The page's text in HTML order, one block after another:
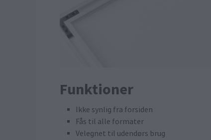
Funktioner
Ikke synlig fra forsiden
Fås til alle formater
Velegnet til udendørs brug